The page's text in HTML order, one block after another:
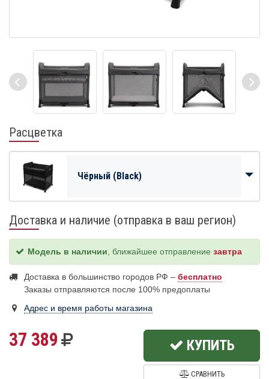
Расцветка
Чёрный (Black)
Доставка и наличие (отправка в ваш регион)
Модель в наличии , ближайшее отправление завтра
Доставка в большинство городов РФ – бесплатно
Заказы отправляются после 100% предоплаты
Адрес и время работы магазина
37 389 КУПИТЬ
СРАВНИТЬ